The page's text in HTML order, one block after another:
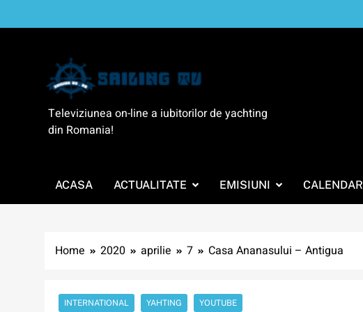
to
SailingTV
Televiziunea on-line a iubitorilor de yachting
din Romania!
ACASA ACTUALITATE EMISIUNI CALENDAR
Home 2020 aprilie 7 Casa Ananasului – Antigua
INTERNATIONAL YAHTING YOUTUBE